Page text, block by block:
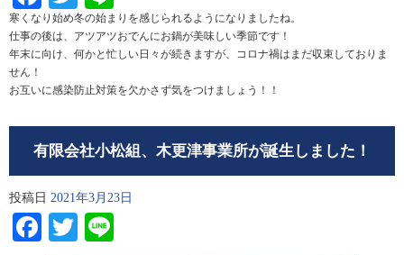
寒くなり始め冬の始まりを感じられるようになりましたね。
仕事の後は、アツアツおでんにお鍋が美味しい季節です！
年末に向け、何かと忙しい日々が続きますが、コロナ禍はまだ収束しておりま
せん！
お互いに感染防止対策を欠かさず気をつけましょう！！
有限会社小松組、木更津事業所が誕生しました！
投稿日 2021年3月23日
Facebook
Twitter